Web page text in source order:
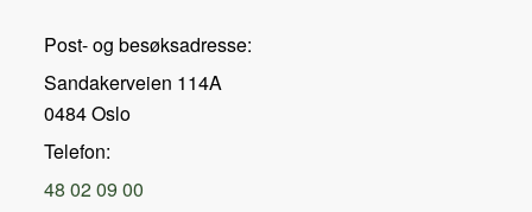
Post- og besøksadresse:
Sandakerveien 114A
0484 Oslo
Telefon:
48 02 09 00